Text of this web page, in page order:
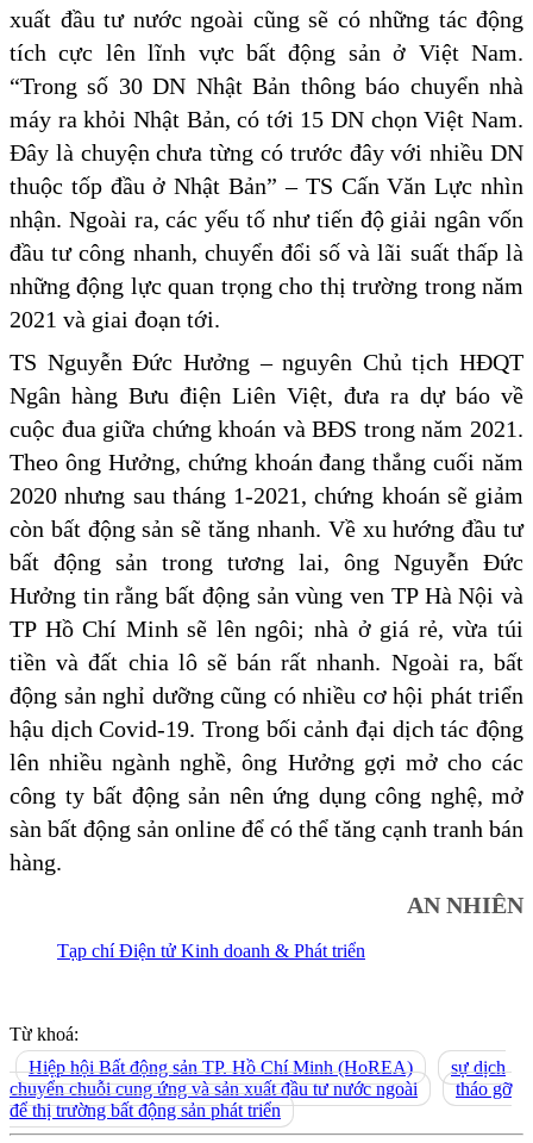
xuất đầu tư nước ngoài cũng sẽ có những tác động
tích cực lên lĩnh vực bất động sản ở Việt Nam.
“Trong số 30 DN Nhật Bản thông báo chuyển nhà
máy ra khỏi Nhật Bản, có tới 15 DN chọn Việt Nam.
Đây là chuyện chưa từng có trước đây với nhiều DN
thuộc tốp đầu ở Nhật Bản” – TS Cấn Văn Lực nhìn
nhận. Ngoài ra, các yếu tố như tiến độ giải ngân vốn
đầu tư công nhanh, chuyển đổi số và lãi suất thấp là
những động lực quan trọng cho thị trường trong năm
2021 và giai đoạn tới.
TS Nguyễn Đức Hưởng – nguyên Chủ tịch HĐQT
Ngân hàng Bưu điện Liên Việt, đưa ra dự báo về
cuộc đua giữa chứng khoán và BĐS trong năm 2021.
Theo ông Hưởng, chứng khoán đang thắng cuối năm
2020 nhưng sau tháng 1-2021, chứng khoán sẽ giảm
còn bất động sản sẽ tăng nhanh. Về xu hướng đầu tư
bất động sản trong tương lai, ông Nguyễn Đức
Hưởng tin rằng bất động sản vùng ven TP Hà Nội và
TP Hồ Chí Minh sẽ lên ngôi; nhà ở giá rẻ, vừa túi
tiền và đất chia lô sẽ bán rất nhanh. Ngoài ra, bất
động sản nghỉ dưỡng cũng có nhiều cơ hội phát triển
hậu dịch Covid-19. Trong bối cảnh đại dịch tác động
lên nhiều ngành nghề, ông Hưởng gợi mở cho các
công ty bất động sản nên ứng dụng công nghệ, mở
sàn bất động sản online để có thể tăng cạnh tranh bán
hàng.
AN NHIÊN
Tạp chí Điện tử Kinh doanh & Phát triển
Từ khoá:
Hiệp hội Bất động sản TP. Hồ Chí Minh (HoREA)
sự dịch
chuyển chuỗi cung ứng và sản xuất đầu tư nước ngoài
tháo gỡ
để thị trường bất động sản phát triển